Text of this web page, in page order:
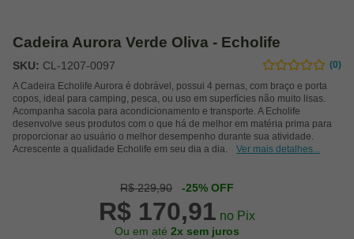
Cadeira Aurora Verde Oliva - Echolife
SKU: CL-1207-0097
(0)
A Cadeira Echolife Aurora é dobrável, possui 4 pernas, com braço e porta
copos, ideal para camping, pesca, ou uso em superfícies não muito lisas.
Acompanha sacola para acondicionamento e transporte. A Echolife
desenvolve seus produtos com o que há de melhor em matéria prima para
proporcionar ao usuário o melhor desempenho durante sua atividade.
Acrescente a qualidade Echolife em seu dia a dia.
Ver mais detalhes...
R$ 229,90 -25% OFF
R$ 170,91 no Pix
Ou em até 2x sem juros